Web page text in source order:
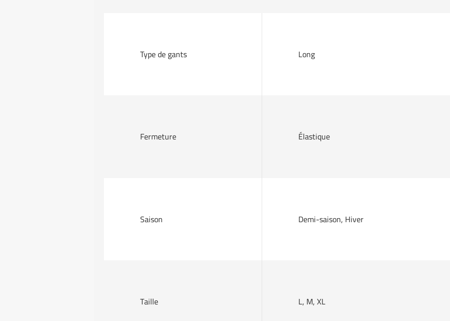
Type de gants Long
Fermeture Élastique
Saison Demi-saison, Hiver
Taille L, M, XL